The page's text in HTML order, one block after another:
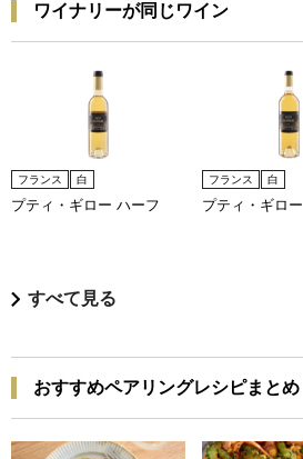
ワイナリーが同じワイン
フランス 白
プティ・ギロー ハーフ
フランス 白
プティ・ギロー
すべて見る
おすすめペアリングレシピまとめ